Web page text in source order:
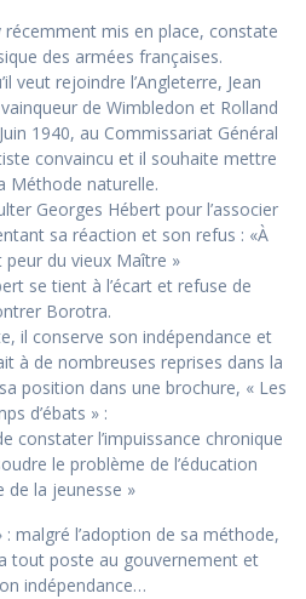
récemment mis en place, constate
des armées françaises.
veut rejoindre l’Angleterre, Jean
de Wimbledon et Rolland
1940, au Commissariat Général
convaincu et il souhaite mettre
Méthode naturelle.
Georges Hébert pour l’associer
sa réaction et son refus : «À
peur du vieux Maître »
se tient à l’écart et refuse de
Borotra.
il conserve son indépendance et
à de nombreuses reprises dans la
position dans une brochure, « Les
d’ébats » :
constater l’impuissance chronique
le problème de l’éducation
de la jeunesse »
malgré l’adoption de sa méthode,
tout poste au gouvernement et
indépendance…